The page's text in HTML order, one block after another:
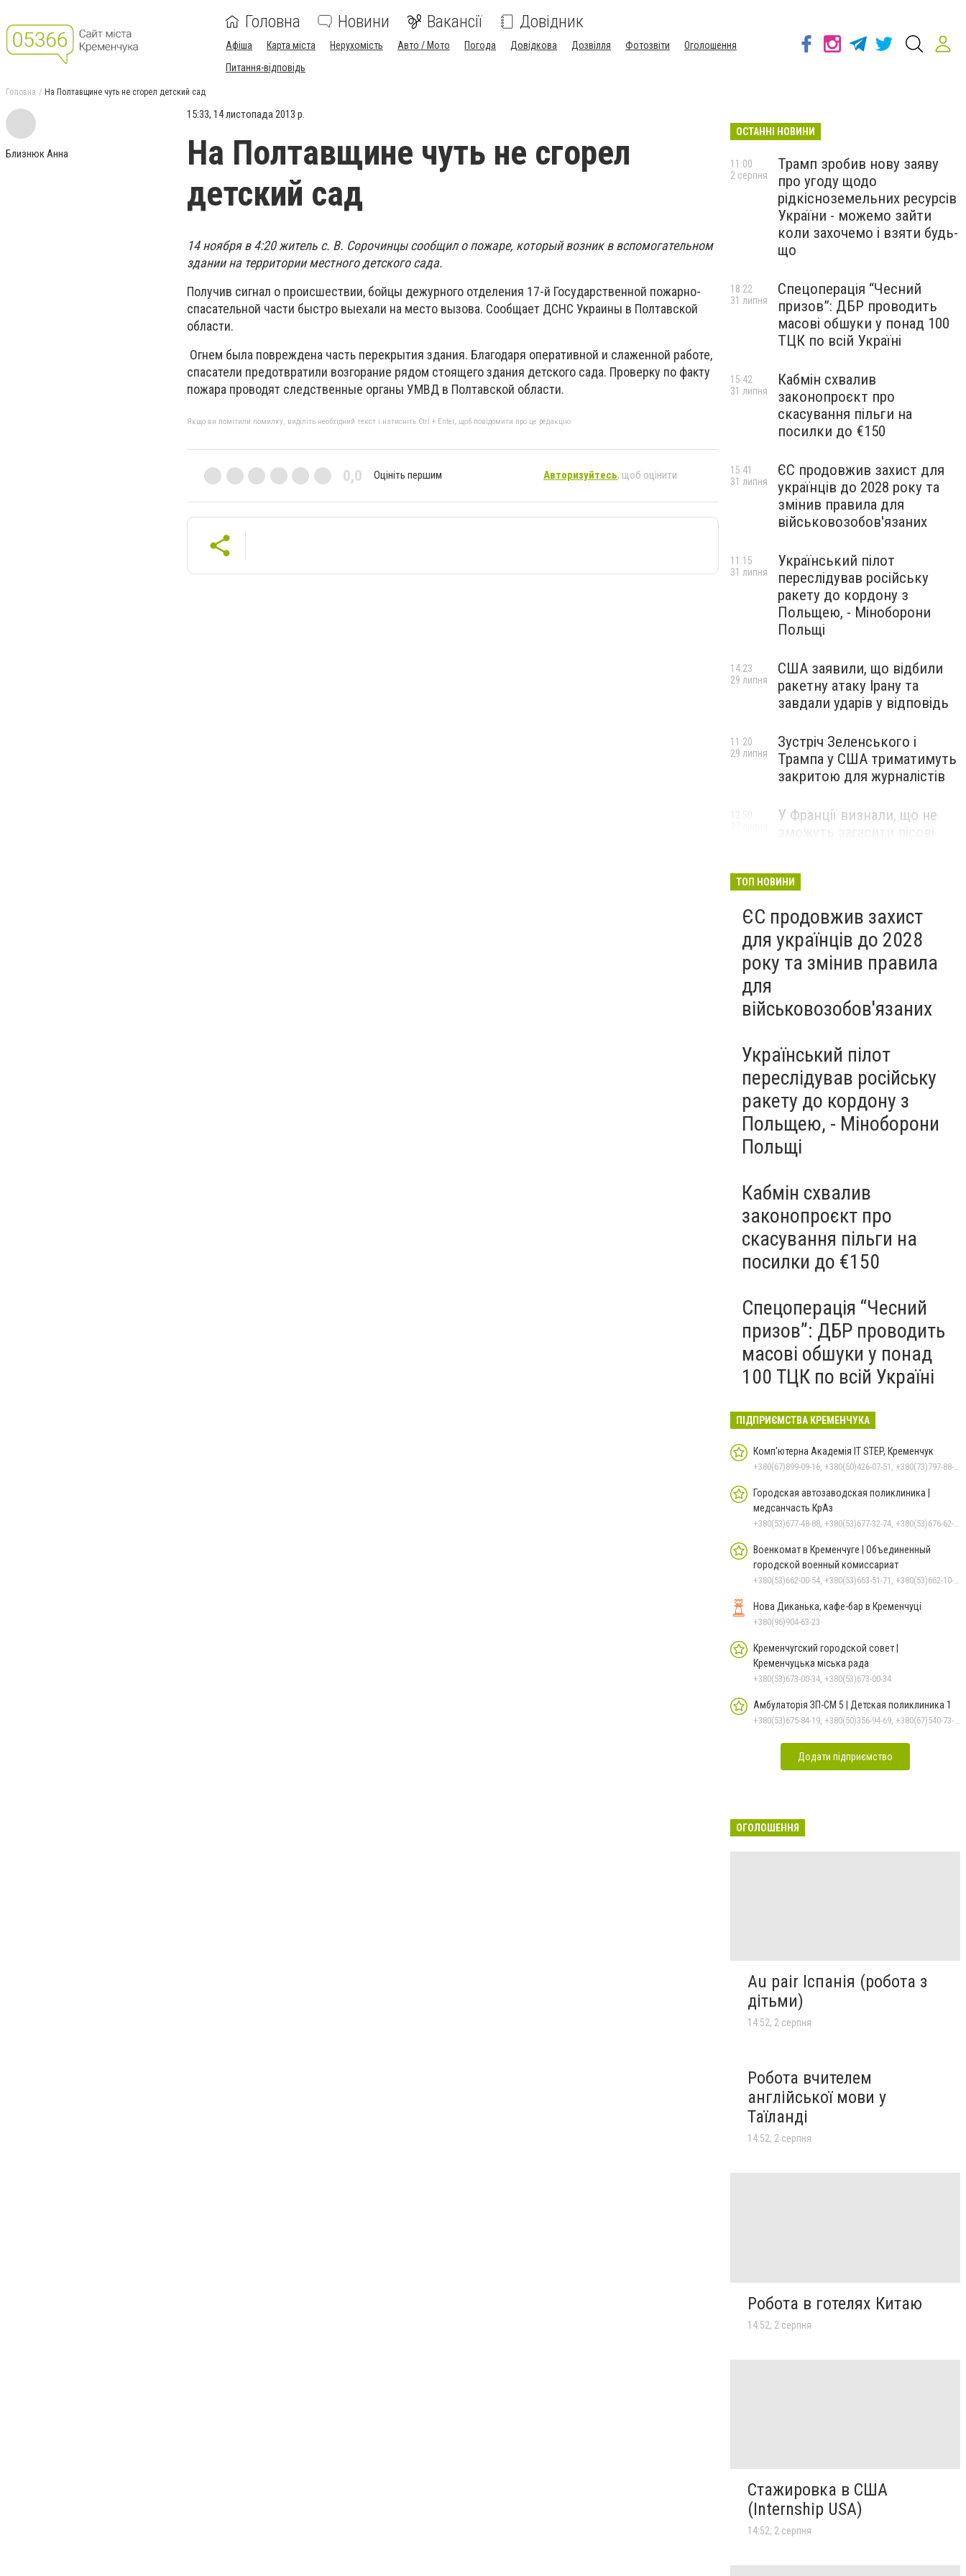
Головна Новини Вакансії Довідник
Афіша Карта міста Нерухомість Авто / Мото Погода Довідкова Дозвілля Фотозвіти
Оголошення
Питання-відповідь
Головна На Полтавщине чуть не сгорел детский сад
Близнюк Анна
15:33, 14 листопада 2013 р.
На Полтавщине чуть не сгорел
детский сад
14 ноября в 4:20 житель с. В. Сорочинцы сообщил о пожаре, который возник в вспомогательном
здании на территории местного детского сада.
Получив сигнал о происшествии, бойцы дежурного отделения 17-й Государственной пожарно-
спасательной части быстро выехали на место вызова. Сообщает ДСНС Украины в Полтавской
области.
Огнем была повреждена часть перекрытия здания. Благодаря оперативной и слаженной работе,
спасатели предотвратили возгорание рядом стоящего здания детского сада. Проверку по факту
пожара проводят следственные органы УМВД в Полтавской области.
Якщо ви помітили помилку, виділіть необхідний текст і натисніть Ctrl + Enter, щоб повідомити про це редакцію
0,0 Оцініть першим Авторизуйтесь, щоб оцінити
ОСТАННІ НОВИНИ
Трамп зробив нову заяву
про угоду щодо
рідкісноземельних ресурсів
України - можемо зайти
коли захочемо і взяти будь-
що
11:00
2 серпня
Спецоперація “Чесний
призов”: ДБР проводить
масові обшуки у понад 100
ТЦК по всій Україні
18:22
31 липня
Кабмін схвалив
законопроєкт про
скасування пільги на
посилки до €150
15:42
31 липня
ЄС продовжив захист для
українців до 2028 року та
змінив правила для
військовозобов'язаних
15:41
31 липня
Український пілот
переслідував російську
ракету до кордону з
Польщею, - Міноборони
Польщі
11:15
31 липня
США заявили, що відбили
ракетну атаку Ірану та
завдали ударів у відповідь
14:23
29 липня
Зустріч Зеленського і
Трампа у США триматимуть
закритою для журналістів
11:20
29 липня
У Франції визнали, що не
ТОП НОВИНИ
ЄС продовжив захист
для українців до 2028
року та змінив правила
для
військовозобов'язаних
Український пілот
переслідував російську
ракету до кордону з
Польщею, - Міноборони
Польщі
Кабмін схвалив
законопроєкт про
скасування пільги на
посилки до €150
Спецоперація “Чесний
призов”: ДБР проводить
масові обшуки у понад
100 ТЦК по всій Україні
ПІДПРИЄМСТВА КРЕМЕНЧУКА
Комп'ютерна Академія IT STEP, Кременчук
+380(67)899-09-16, +380(50)426-07-51, +380(73)797-88-17
Городская автозаводская поликлиника |
медсанчасть КрАз
+380(53)677-48-88, +380(53)677-32-74, +380(53)676-62-99, +380536766187
Военкомат в Кременчуге | Объединенный
городской военный комиссариат
+380(53)662-00-54, +380(53)663-51-71, +380(53)662-10-35
Нова Диканька, кафе-бар в Кременчуці
+380(96)904-63-23
Кременчугский городской совет |
Кременчуцька міська рада
+380(53)673-00-34, +380(53)673-00-34
Амбулаторія ЗП-СМ 5 | Детская поликлиника 1
+380(53)675-84-19, +380(50)356-94-69, +380(67)540-73-87
Додати підприємство
ОГОЛОШЕННЯ
Au pair Іспанія (робота з
дітьми)
14:52, 2 серпня
Робота вчителем
англійської мови у
Таїланді
14:52, 2 серпня
Робота в готелях Китаю
14:52, 2 серпня
Стажировка в США
(Internship USA)
14:52, 2 серпня